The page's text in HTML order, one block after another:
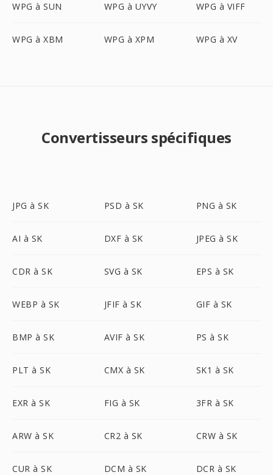
WPG à SUN WPG à UYVY WPG à VIFF
WPG à XBM WPG à XPM WPG à XV
Convertisseurs spécifiques
JPG à SK PSD à SK PNG à SK
AI à SK DXF à SK JPEG à SK
CDR à SK SVG à SK EPS à SK
WEBP à SK JFIF à SK GIF à SK
BMP à SK AVIF à SK PS à SK
PLT à SK CMX à SK SK1 à SK
EXR à SK FIG à SK 3FR à SK
ARW à SK CR2 à SK CRW à SK
CUR à SK DCM à SK DCR à SK